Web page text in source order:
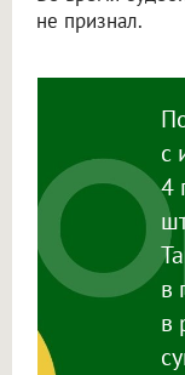
не признал.
с
4
в
в